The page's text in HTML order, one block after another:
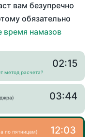
вам безупречно
обязательно
время намазов
метод расчета?
02:15
03:44
по пятницам) 12:03